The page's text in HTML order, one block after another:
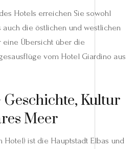
Hotels erreichen Sie sowohl
auch die östlichen und westlichen
eine Übersicht über die
vom Hotel Giardino aus
Kultur
Meer
Hotel) ist die Hauptstadt Elbas und